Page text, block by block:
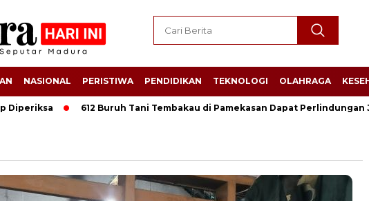
NASIONAL PERISTIWA PENDIDIKAN TEKNOLOGI OLAHRAGA
612 Buruh Tani Tembakau di Pamekasan Dapat Perlindungan